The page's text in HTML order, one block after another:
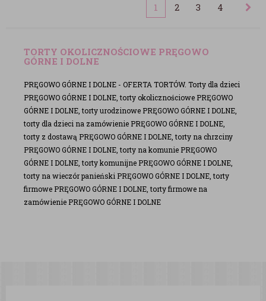
1 2 3 4
TORTY OKOLICZNOŚCIOWE PRĘGOWO
GÓRNE I DOLNE
PRĘGOWO GÓRNE I DOLNE - OFERTA TORTÓW. Torty dla dzieci
PRĘGOWO GÓRNE I DOLNE, torty okolicznościowe PRĘGOWO
GÓRNE I DOLNE, torty urodzinowe PRĘGOWO GÓRNE I DOLNE,
torty dla dzieci na zamówienie PRĘGOWO GÓRNE I DOLNE,
torty z dostawą PRĘGOWO GÓRNE I DOLNE, torty na chrzciny
PRĘGOWO GÓRNE I DOLNE, torty na komunie PRĘGOWO
GÓRNE I DOLNE, torty komunijne PRĘGOWO GÓRNE I DOLNE,
torty na wieczór panieński PRĘGOWO GÓRNE I DOLNE, torty
firmowe PRĘGOWO GÓRNE I DOLNE, torty firmowe na
zamówienie PRĘGOWO GÓRNE I DOLNE